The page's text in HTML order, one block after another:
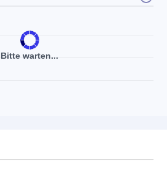
Bitte warten...